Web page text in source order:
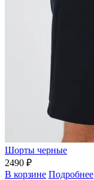
Шорты черные
2490 ₽
В корзине Подробнее